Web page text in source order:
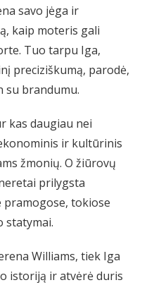
savo jėga ir
kaip moteris gali
Tuo tarpu Iga,
preciziškumą, parodė,
su brandumu.
kas daugiau nei
ir kultūrinis
žmonių. O žiūrovų
prilygsta
tokiose
statymai.
Williams, tiek Iga
istoriją ir atvėrė duris